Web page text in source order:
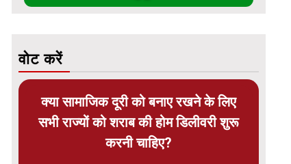
वोट करें
क्या सामाजिक दूरी को बनाए रखने के लिए
सभी राज्यों को शराब की होम डिलीवरी शुरू
करनी चाहिए?